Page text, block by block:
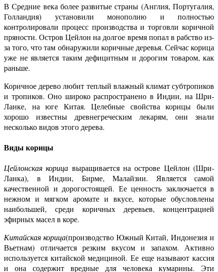
В Средние века более развитые страны (Англия, Португалия,
Голландия) установили монополию и полностью
контролировали процесс производства и торговли коричной
пряности. Остров Цейлон на долгое время попал в рабство из-
за того, что там обнаружили коричные деревья. Сейчас корица
уже не является таким дефицитным и дорогим товаром, как
раньше.
Коричное дерево любит теплый влажный климат субтропиков
и тропиков. Оно широко распространено в Индии, на Шри-
Ланке, на юге Китая. Целебные свойства корицы были
хорошо известны древнегреческим лекарям, они знали
несколько видов этого дерева.
Виды корицы
Цейлонская корица выращивается на острове Цейлон (Шри-
Ланка), в Индии, Бирме, Малайзии. Является самой
качественной и дорогостоящей. Ее ценность заключается в
нежном и мягком аромате и вкусе, которые обусловлены
наибольшей, среди коричных деревьев, концентрацией
эфирных масел в коре.
Китайская корица(производство Южный Китай, Индонезия и
Вьетнам) отличается резким вкусом и запахом. Активно
используется китайской медициной. Ее еще называют кассия
и она содержит вредные для человека кумарины. Эти